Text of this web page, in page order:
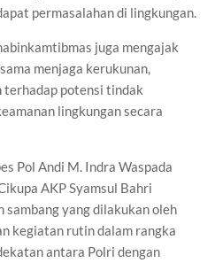
permasalahan di lingkungan.
juga mengajak
menjaga kerukunan,
terhadap potensi tindak
lingkungan secara
Pol Andi M. Indra Waspada
AKP Syamsul Bahri
sambang yang dilakukan oleh
kegiatan rutin dalam rangka
antara Polri dengan